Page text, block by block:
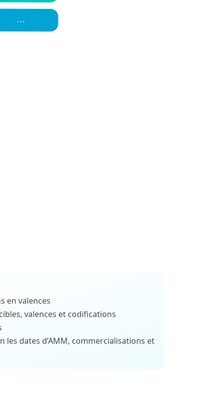
en valences
valences et codifications
les dates d’AMM, commercialisations et